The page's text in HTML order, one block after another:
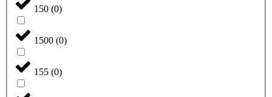
150 (0)
1500 (0)
155 (0)